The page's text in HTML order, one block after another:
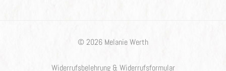
© 2026 Melanie Werth
Widerrufsbelehrung & Widerrufsformular